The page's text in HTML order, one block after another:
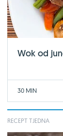
Wok od
30 MIN
RECEPT TJEDNA